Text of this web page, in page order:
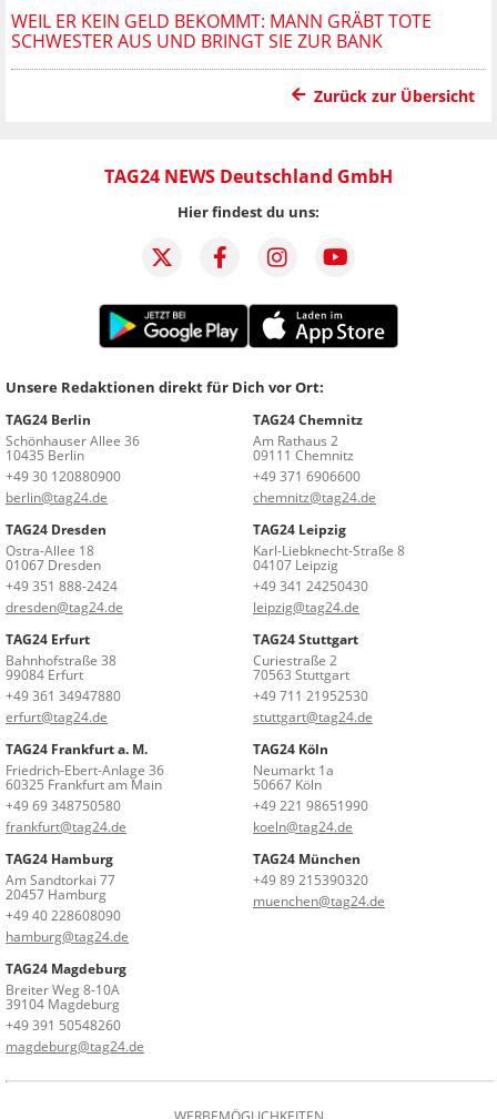
WEIL ER KEIN GELD BEKOMMT: MANN GRÄBT TOTE
SCHWESTER AUS UND BRINGT SIE ZUR BANK
Zurück zur Übersicht
TAG24 NEWS Deutschland GmbH
Hier findest du uns:
Unsere Redaktionen direkt für Dich vor Ort:
TAG24 Berlin
Schönhauser Allee 36
10435 Berlin
+49 30 120880900
berlin@tag24.de
TAG24 Chemnitz
Am Rathaus 2
09111 Chemnitz
+49 371 6906600
chemnitz@tag24.de
TAG24 Dresden
Ostra-Allee 18
01067 Dresden
+49 351 888-2424
dresden@tag24.de
TAG24 Leipzig
Karl-Liebknecht-Straße 8
04107 Leipzig
+49 341 24250430
leipzig@tag24.de
TAG24 Erfurt
Bahnhofstraße 38
99084 Erfurt
+49 361 34947880
erfurt@tag24.de
TAG24 Stuttgart
Curiestraße 2
70563 Stuttgart
+49 711 21952530
stuttgart@tag24.de
TAG24 Frankfurt a. M.
Friedrich-Ebert-Anlage 36
60325 Frankfurt am Main
+49 69 348750580
frankfurt@tag24.de
TAG24 Köln
Neumarkt 1a
50667 Köln
+49 221 98651990
koeln@tag24.de
TAG24 Hamburg
Am Sandtorkai 77
20457 Hamburg
+49 40 228608090
hamburg@tag24.de
TAG24 München
+49 89 215390320
muenchen@tag24.de
TAG24 Magdeburg
Breiter Weg 8-10A
39104 Magdeburg
+49 391 50548260
magdeburg@tag24.de